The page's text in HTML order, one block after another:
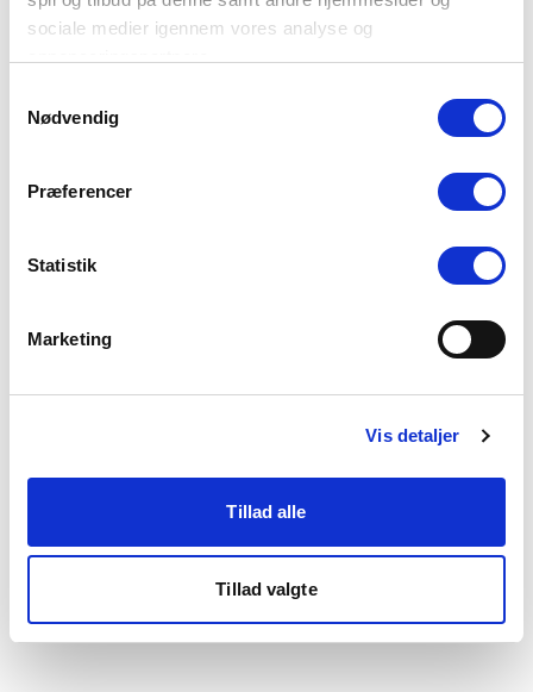
sociale medier igennem vores analyse og
Du kan læse mere om vores brug af cookies under
"Detaljer" eller ved at klikke videre til vores Cookiepolitik,
Nødvendig
Præferencer
Statistik
Marketing
Vis detaljer
Tillad alle
Tillad valgte